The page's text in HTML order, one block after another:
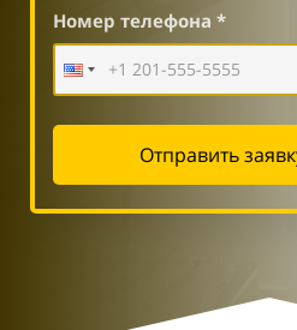
Номер телефона *
Отправить